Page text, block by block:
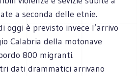
a seconda delle etnie.
oggi è previsto invece l’arrivo
Calabria della motonave
800 migranti.
dati drammatici arrivano